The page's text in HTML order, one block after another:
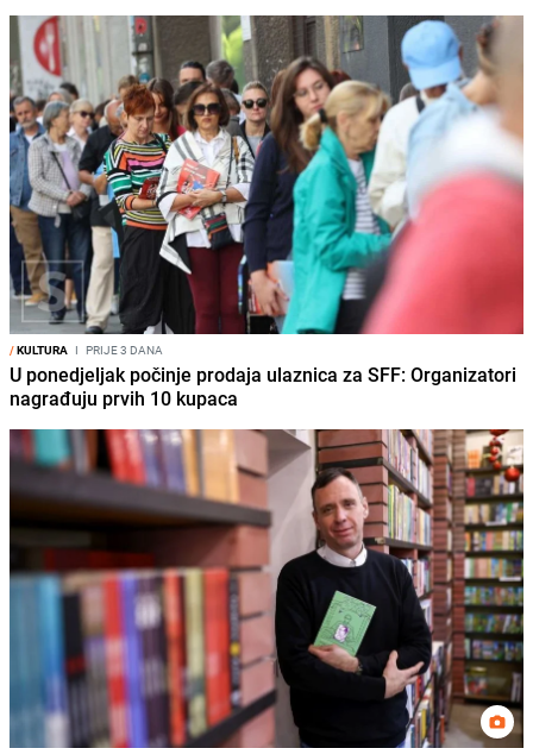
/KULTURA I PRIJE 3 DANA
U ponedjeljak počinje prodaja ulaznica za SFF: Organizatori
nagrađuju prvih 10 kupaca